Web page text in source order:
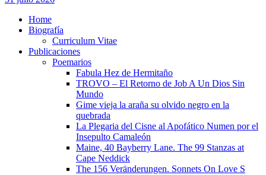
Home
Biografía
Curriculum Vitae​
Publicaciones
Poemarios
Fabula Hez de Hermitaño
TROVO – El Retorno de Job A Un Dios Sin
Mundo
Gime vieja la araña su olvido negro en la
quebrada
La Plegaria del Cisne al Apofático Numen por el
Insepulto Camaleón
Maine, 40 Bayberry Lane. The 99 Stanzas at
Cape Neddick
The 156 Veränderungen. Sonnets On Love S